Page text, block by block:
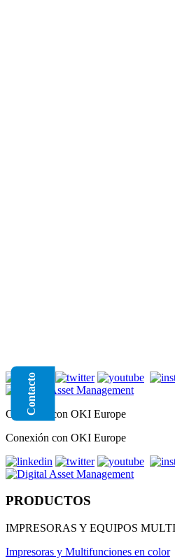
Contacto
Conexión con OKI Europe
Conexión con OKI Europe
PRODUCTOS
IMPRESORAS Y EQUIPOS
Impresoras y Multifunciones en color